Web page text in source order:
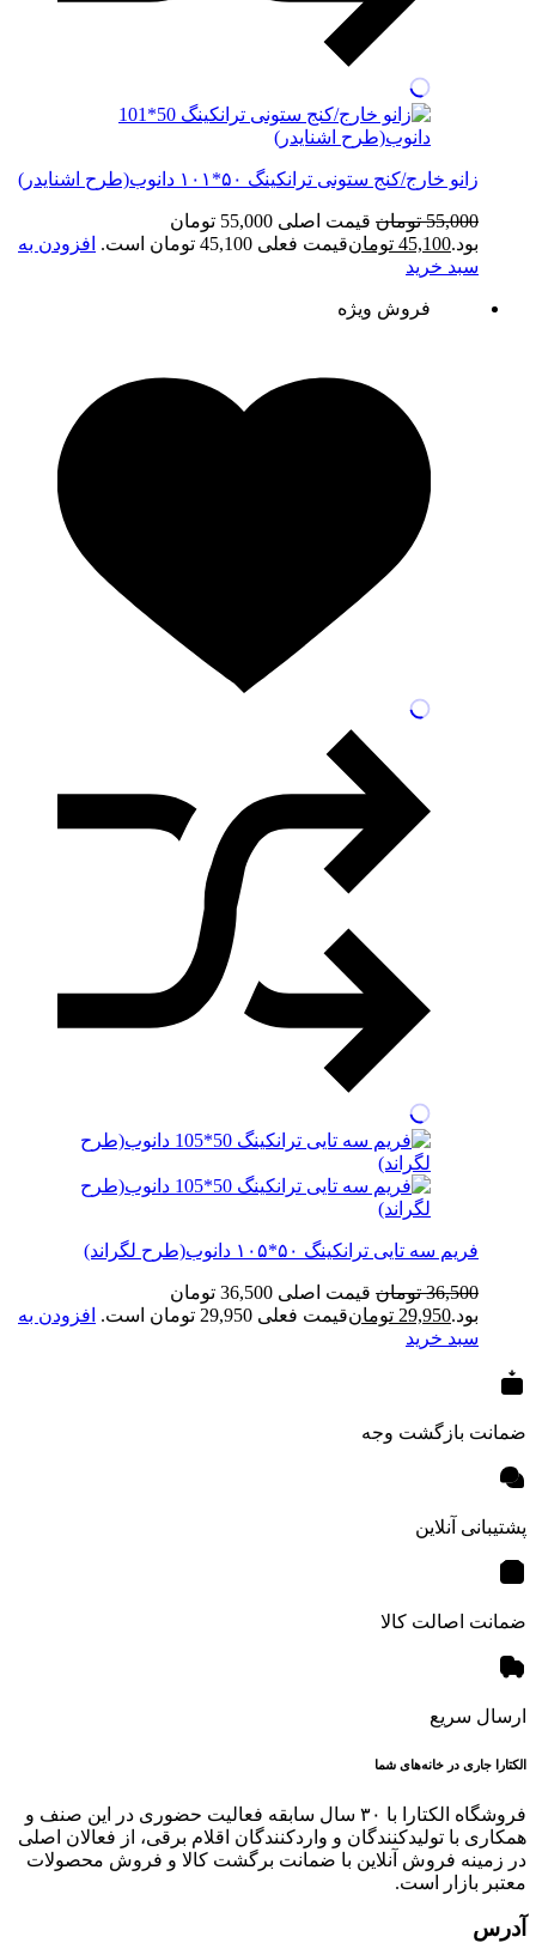
زانو خارج/کنج ستونی ترانکینگ ۵۰*۱۰۱ دانوب(طرح اشنایدر)
55,000 تومان
قیمت اصلی 55,000 تومان
بود.45,100 تومانقیمت فعلی 45,100 تومان است.
افزودن به
سبد خرید
فروش ویژه
فریم سه تایی ترانکینگ ۵۰*۱۰۵ دانوب(طرح لگراند)
36,500 تومان
قیمت اصلی 36,500 تومان
بود.29,950 تومانقیمت فعلی 29,950 تومان است.
افزودن به
سبد خرید
ضمانت بازگشت وجه
پشتیبانی آنلاین
ضمانت اصالت کالا
ارسال سریع
الکتارا جاری در خانه‌های شما
فروشگاه الکتارا با ۳۰ سال سابقه فعالیت حضوری در این صنف و
همکاری با تولیدکنندگان و واردکنندگان اقلام برقی، از فعالان اصلی
در زمینه فروش آنلاین با ضمانت برگشت کالا و فروش محصولات
معتبر بازار است.
آدرس